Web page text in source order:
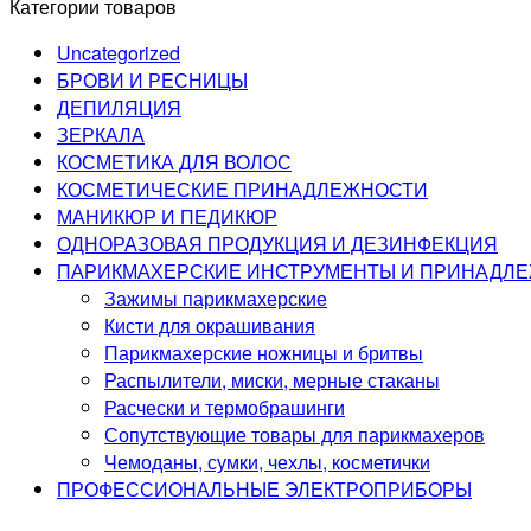
Категории товаров
Uncategorized
БРОВИ И РЕСНИЦЫ
ДЕПИЛЯЦИЯ
ЗЕРКАЛА
КОСМЕТИКА ДЛЯ ВОЛОС
КОСМЕТИЧЕСКИЕ ПРИНАДЛЕЖНОСТИ
МАНИКЮР И ПЕДИКЮР
ОДНОРАЗОВАЯ ПРОДУКЦИЯ И ДЕЗИНФЕКЦИЯ
ПАРИКМАХЕРСКИЕ ИНСТРУМЕНТЫ И
Зажимы парикмахерские
Кисти для окрашивания
Парикмахерские ножницы и бритвы
Распылители, миски, мерные стаканы
Расчески и термобрашинги
Сопутствующие товары для парикмахеров
Чемоданы, сумки, чехлы, косметички
ПРОФЕССИОНАЛЬНЫЕ ЭЛЕКТРОПРИБОРЫ